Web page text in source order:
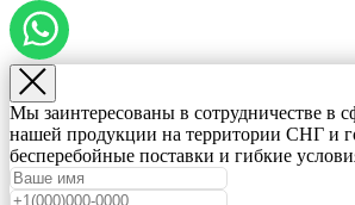
Мы заинтересованы в сотрудничестве в
нашей продукции на территории СНГ и
бесперебойные поставки и гибкие